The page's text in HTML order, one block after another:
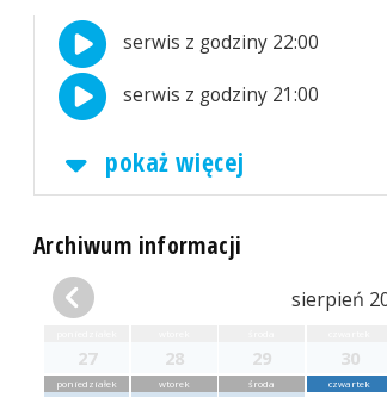
serwis z godziny 22:00
serwis z godziny 21:00
pokaż więcej
Archiwum informacji
sierpień
27 28 29 30
poniedziałek wtorek środa czwartek